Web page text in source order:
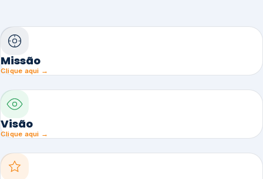
Missão
Clique aqui →
Visão
Clique aqui →